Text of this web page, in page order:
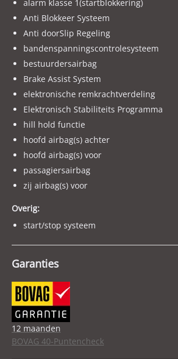
Voor onze actuele aanbod kijk op
Met vriendelijke groet en tot snel ! Bij
Welk.
LET OP ! Wij adverteren via een
uitvoeringen en optielijst kunnen afwijken,
rechten ontleend aan de verstrekte
advertentie. Controleer altijd zelf de
voor u belangrijk zijn voordat u de
alarm klasse 1(startblokkering)
Anti Blokkeer Systeem
Anti doorSlip Regeling
bandenspanningscontrolesysteem
bestuurdersairbag
Brake Assist System
elektronische remkrachtverdeling
Elektronisch Stabiliteits Programma
hill hold functie
hoofd airbag(s) achter
hoofd airbag(s) voor
passagiersairbag
zij airbag(s) voor
Overig:
start/stop systeem
Garanties
12 maanden
BOVAG 40-Puntencheck